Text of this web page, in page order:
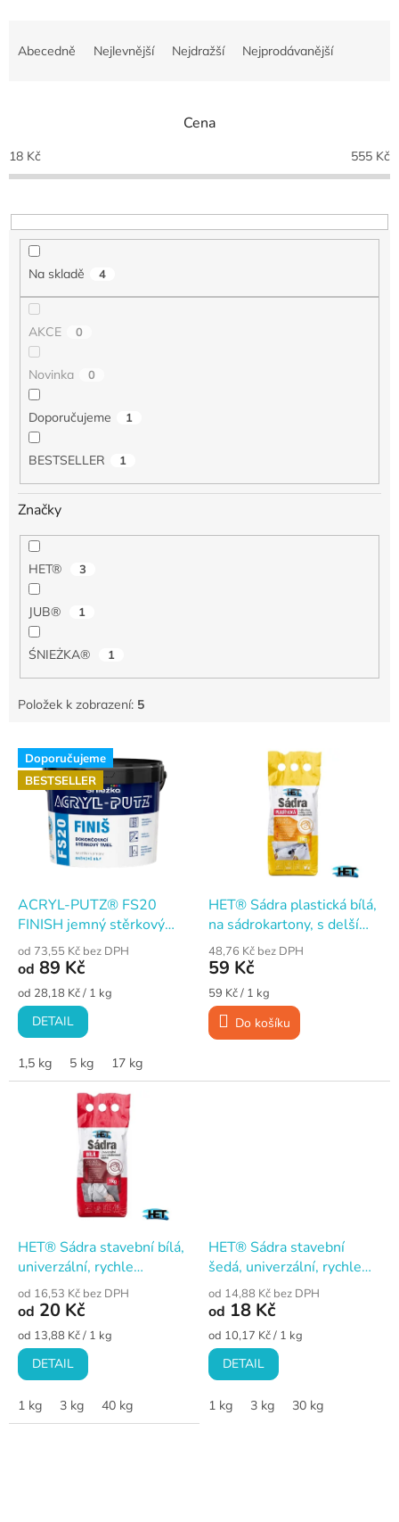
p
r
o
u
Abecedně Nejlevnější Nejdražší Nejprodávanější
Cena
18 Kč 555 Kč
Na skladě 4
AKCE 0
Novinka 0
Doporučujeme 1
BESTSELLER 1
Značky
HET® 3
JUB® 1
ŚNIEŻKA® 1
Položek k zobrazení: 5
V
p
d
Doporučujeme
BESTSELLER
ACRYL-PUTZ® FS20
FINISH jemný stěrkový
vyrovnávací tmel
od 73,55 Kč bez DPH
od 89 Kč
Měrná
cena:
od 28,18 Kč / 1 kg
DETAIL
1,5 kg 5 kg 17 kg
HET® Sádra plastická bílá,
na sádrokartony, s delší
dobou zpracovatelnosti
48,76 Kč bez DPH
59 Kč
Měrná
cena:
59 Kč / 1 kg
Do košíku
HET® Sádra stavební bílá,
univerzální, rychle
tuhnoucí
od 16,53 Kč bez DPH
od 20 Kč
Měrná
cena:
od 13,88 Kč / 1 kg
DETAIL
1 kg 3 kg 40 kg
HET® Sádra stavební
šedá, univerzální, rychle
tuhnoucí
od 14,88 Kč bez DPH
od 18 Kč
Měrná
cena:
od 10,17 Kč / 1 kg
DETAIL
1 kg 3 kg 30 kg